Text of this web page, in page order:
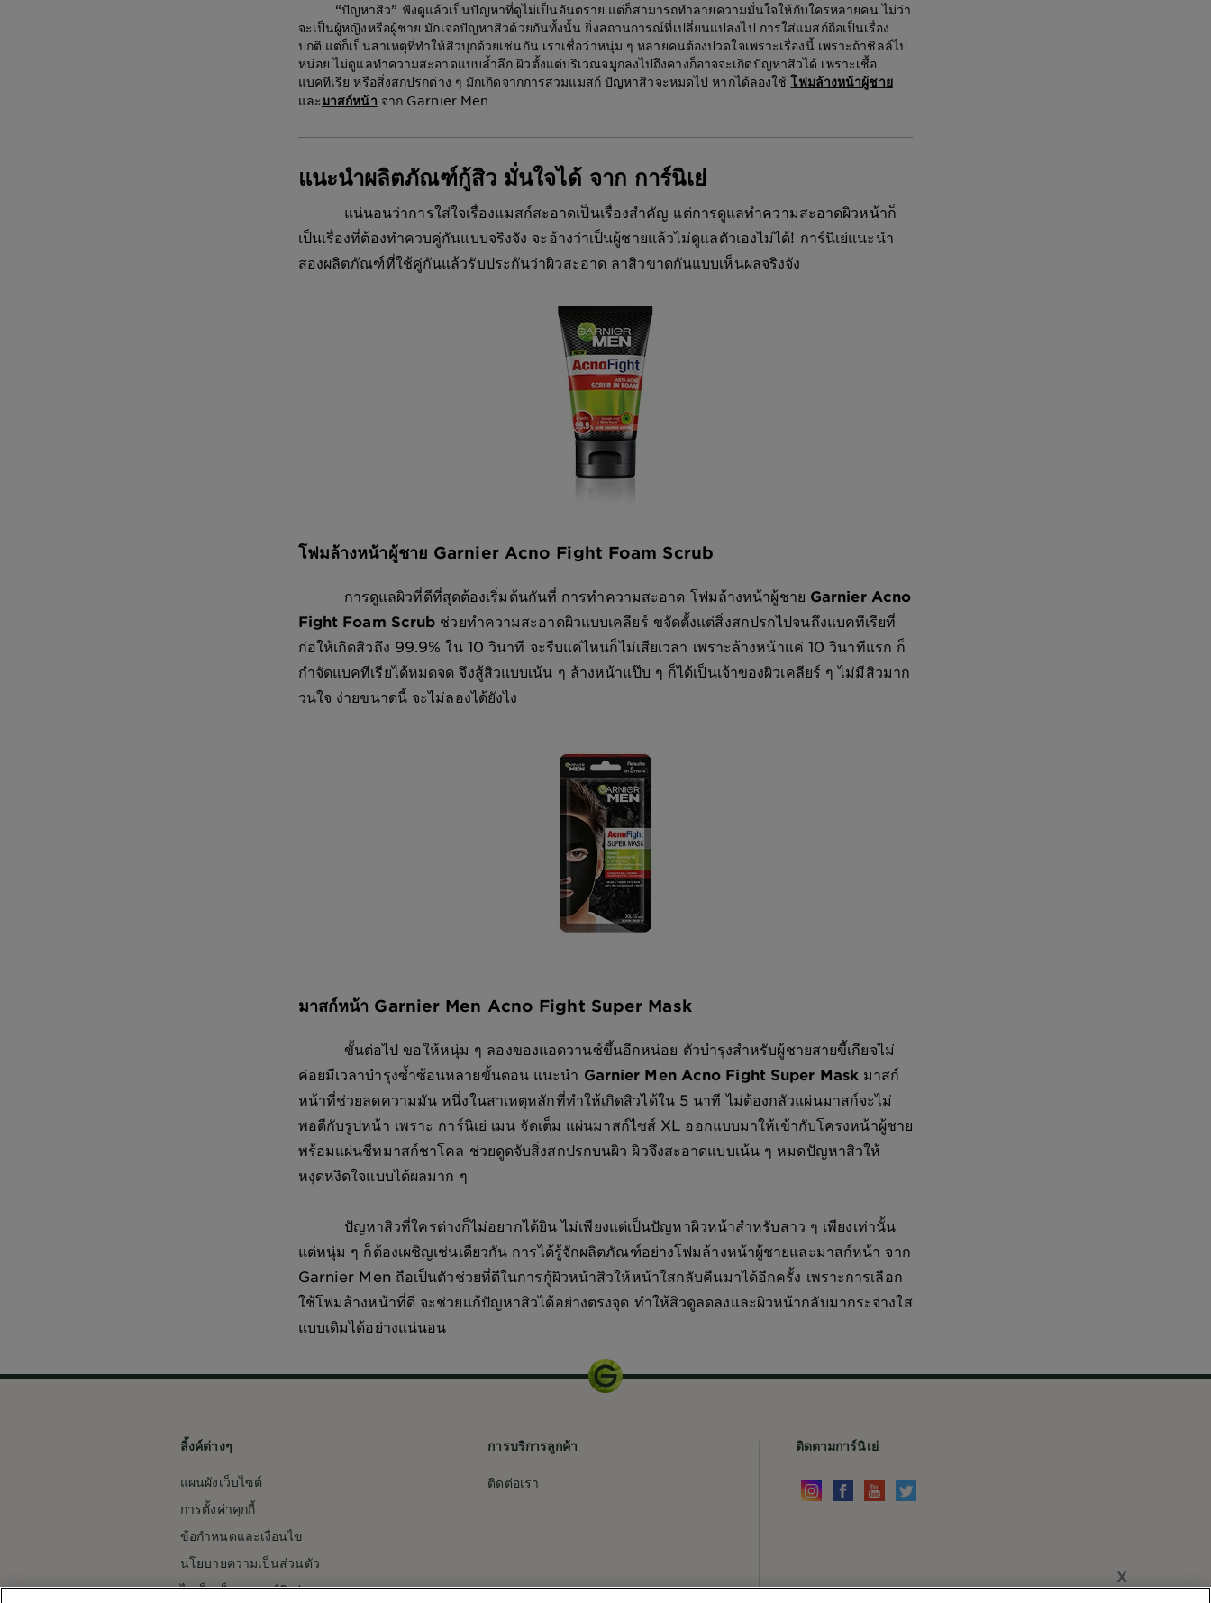
X
“ปัญหาสิว” ฟังดูแล้วเป็นปัญหาที่ดูไม่เป็นอันตราย แต่ก็สามารถทำลายความมั่นใจให้กับใครหลายคน ไม่ว่า
จะเป็นผู้หญิงหรือผู้ชาย มักเจอปัญหาสิวด้วยกันทั้งนั้น ยิ่งสถานการณ์ที่เปลี่ยนแปลงไป การใส่แมสก์ถือเป็นเรื่อง
ปกติ แต่ก็เป็นสาเหตุที่ทำให้สิวบุกด้วยเช่นกัน เราเชื่อว่าหนุ่ม ๆ หลายคนต้องปวดใจเพราะเรื่องนี้ เพราะถ้าชิลล์ไป
หน่อย ไม่ดูแลทำความสะอาดแบบล้ำลึก ผิวตั้งแต่บริเวณจมูกลงไปถึงคางก็อาจจะเกิดปัญหาสิวได้ เพราะเชื้อ
แบคทีเรีย หรือสิ่งสกปรกต่าง ๆ มักเกิดจากการสวมแมสก์ ปัญหาสิวจะหมดไป หากได้ลองใช้โฟมล้างหน้าผู้ชาย
และมาสก์หน้า จาก Garnier Men
แนะนำผลิตภัณฑ์กู้สิว มั่นใจได้ จาก การ์นิเย่
แน่นอนว่าการใส่ใจเรื่องแมสก์สะอาดเป็นเรื่องสำคัญ แต่การดูแลทำความสะอาดผิวหน้าก็
เป็นเรื่องที่ต้องทำควบคู่กันแบบจริงจัง จะอ้างว่าเป็นผู้ชายแล้วไม่ดูแลตัวเองไม่ได้! การ์นิเย่แนะนำ
สองผลิตภัณฑ์ที่ใช้คู่กันแล้วรับประกันว่าผิวสะอาด ลาสิวขาดกันแบบเห็นผลจริงจัง
โฟมล้างหน้าผู้ชาย Garnier Acno Fight Foam Scrub
การดูแลผิวที่ดีที่สุดต้องเริ่มต้นกันที่ การทำความสะอาด โฟมล้างหน้าผู้ชาย Garnier Acno
Fight Foam Scrub ช่วยทำความสะอาดผิวแบบเคลียร์ ขจัดตั้งแต่สิ่งสกปรกไปจนถึงแบคทีเรียที่
ก่อให้เกิดสิวถึง 99.9% ใน 10 วินาที จะรีบแค่ไหนก็ไม่เสียเวลา เพราะล้างหน้าแค่ 10 วินาทีแรก ก็
กำจัดแบคทีเรียได้หมดจด จึงสู้สิวแบบเน้น ๆ ล้างหน้าแป๊บ ๆ ก็ได้เป็นเจ้าของผิวเคลียร์ ๆ ไม่มีสิวมาก
วนใจ ง่ายขนาดนี้ จะไม่ลองได้ยังไง
มาสก์หน้า Garnier Men Acno Fight Super Mask
ขั้นต่อไป ขอให้หนุ่ม ๆ ลองของแอดวานซ์ขึ้นอีกหน่อย ตัวบำรุงสำหรับผู้ชายสายขี้เกียจไม่
ค่อยมีเวลาบำรุงซ้ำซ้อนหลายขั้นตอน แนะนำ Garnier Men Acno Fight Super Maskมาสก์
หน้าที่ช่วยลดความมัน หนึ่งในสาเหตุหลักที่ทำให้เกิดสิวได้ใน 5 นาที ไม่ต้องกลัวแผ่นมาสก์จะไม่
พอดีกับรูปหน้า เพราะ การ์นิเย่ เมน จัดเต็ม แผ่นมาสก์ไซส์ XL ออกแบบมาให้เข้ากับโครงหน้าผู้ชาย
พร้อมแผ่นชีทมาสก์ชาโคล ช่วยดูดจับสิ่งสกปรกบนผิว ผิวจึงสะอาดแบบเน้น ๆ หมดปัญหาสิวให้
หงุดหงิดใจแบบได้ผลมาก ๆ
ปัญหาสิวที่ใครต่างก็ไม่อยากได้ยิน ไม่เพียงแต่เป็นปัญหาผิวหน้าสำหรับสาว ๆ เพียงเท่านั้น
แต่หนุ่ม ๆ ก็ต้องเผชิญเช่นเดียวกัน การได้รู้จักผลิตภัณฑ์อย่างโฟมล้างหน้าผู้ชายและมาสก์หน้า จาก
Garnier Men ถือเป็นตัวช่วยที่ดีในการกู้ผิวหน้าสิวให้หน้าใสกลับคืนมาได้อีกครั้ง เพราะการเลือก
ใช้โฟมล้างหน้าที่ดี จะช่วยแก้ปัญหาสิวได้อย่างตรงจุด ทำให้สิวดูลดลงและผิวหน้ากลับมากระจ่างใส
แบบเดิมได้อย่างแน่นอน
ลิ้งค์ต่างๆ
แผนผังเว็บไซต์
การตั้งค่าคุกกี้
ข้อกำหนดและเงื่อนไข
นโยบายความเป็นส่วนตัว
ไอเท็มเด็ดจากการ์นิเย่
การบริการลูกค้า
ติดต่อเรา
ติดตามการ์นิเย่